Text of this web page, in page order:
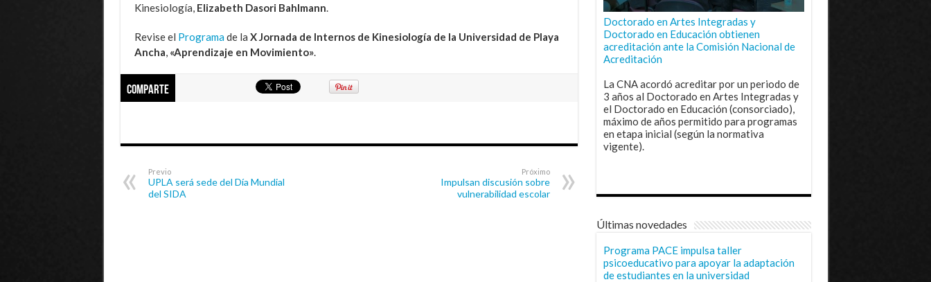
Kinesiología, Elizabeth Dasori Bahlmann
Revise el Programade la X Jornada de Internos de Kinesiología de la Universidad de Playa
Ancha «Aprendizaje en Movimiento».
Comparte
Previo
UPLA será sede del Día Mundial
del SIDA
Próximo
Impulsan discusión sobre
vulnerabilidad escolar
Doctorado en Artes Integradas y
Doctorado en Educación obtienen
acreditación ante la Comisión Nacional de
Acreditación
La CNA acordó acreditar por un periodo de
3 años al Doctorado en Artes Integradas y
el Doctorado en Educación (consorciado),
máximo de años permitido para programas
en etapa inicial (según la normativa
vigente).
Últimas novedades
Programa PACE impulsa taller
psicoeducativo para apoyar la adaptación
de estudiantes en la universidad